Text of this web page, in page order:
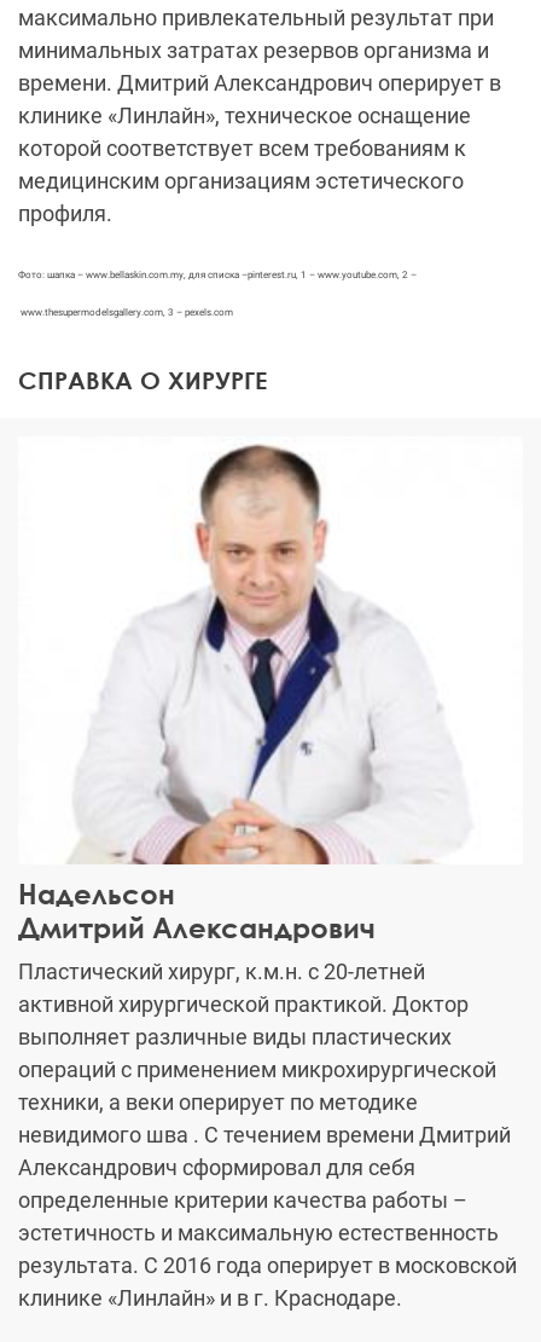
максимально привлекательный результат при
минимальных затратах резервов организма и
времени. Дмитрий Александрович оперирует в
клинике «Линлайн», техническое оснащение
которой соответствует всем требованиям к
медицинским организациям эстетического
профиля.
Фото: шапка – www.bellaskin.com.my, для списка –pinterest.ru, 1 – www.youtube.com, 2 –
www.thesupermodelsgallery.com, 3 – pexels.com
СПРАВКА О ХИРУРГЕ
Надельсон
Дмитрий Александрович
Пластический хирург, к.м.н. с 20-летней
активной хирургической практикой. Доктор
выполняет различные виды пластических
операций с применением микрохирургической
техники, а веки оперирует по методике
невидимого шва . С течением времени Дмитрий
Александрович сформировал для себя
определенные критерии качества работы –
эстетичность и максимальную естественность
результата. С 2016 года оперирует в московской
клинике «Линлайн» и в г. Краснодаре.